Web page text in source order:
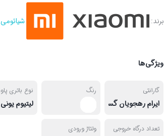
برند: شیائومی
ویژگی‌ها
گارانتی
ایرام رهجویان گستر
رنگ نوع باتری
لیتیوم یونی
تعداد درگاه خروجی ولتاژ ورودی